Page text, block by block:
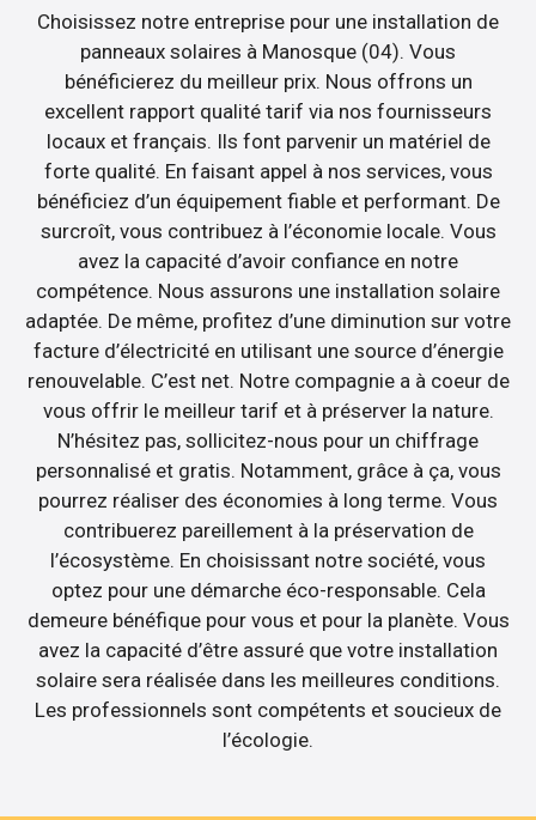
Choisissez notre entreprise pour une installation de
panneaux solaires à Manosque (04). Vous
bénéficierez du meilleur prix. Nous offrons un
excellent rapport qualité tarif via nos fournisseurs
locaux et français. Ils font parvenir un matériel de
forte qualité. En faisant appel à nos services, vous
bénéficiez d’un équipement fiable et performant. De
surcroît, vous contribuez à l’économie locale. Vous
avez la capacité d’avoir confiance en notre
compétence. Nous assurons une installation solaire
adaptée. De même, profitez d’une diminution sur votre
facture d’électricité en utilisant une source d’énergie
renouvelable. C’est net. Notre compagnie a à coeur de
vous offrir le meilleur tarif et à préserver la nature.
N’hésitez pas, sollicitez-nous pour un chiffrage
personnalisé et gratis. Notamment, grâce à ça, vous
pourrez réaliser des économies à long terme. Vous
contribuerez pareillement à la préservation de
l’écosystème. En choisissant notre société, vous
optez pour une démarche éco-responsable. Cela
demeure bénéfique pour vous et pour la planète. Vous
avez la capacité d’être assuré que votre installation
solaire sera réalisée dans les meilleures conditions.
Les professionnels sont compétents et soucieux de
l’écologie.